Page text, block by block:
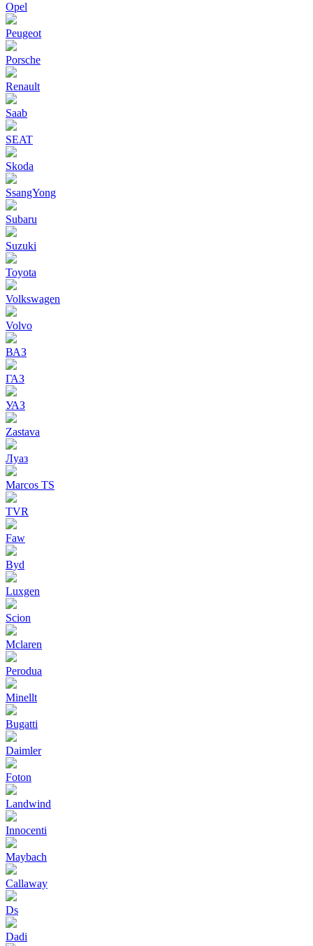
Opel
Peugeot
Porsche
Renault
Saab
SEAT
Skoda
SsangYong
Subaru
Suzuki
Toyota
Volkswagen
Volvo
ВАЗ
ГАЗ
УАЗ
Zastava
Луаз
Marcos TS
TVR
Faw
Byd
Luxgen
Scion
Mclaren
Perodua
Minellt
Bugatti
Daimler
Foton
Landwind
Innocenti
Maybach
Callaway
Ds
Dadi